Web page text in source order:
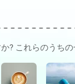
? これらのうち